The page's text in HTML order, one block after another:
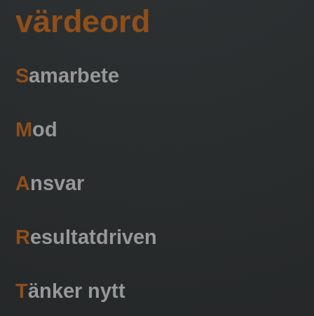
värdeord
Samarbete
Mod
Ansvar
Resultatdriven
Tänker nytt